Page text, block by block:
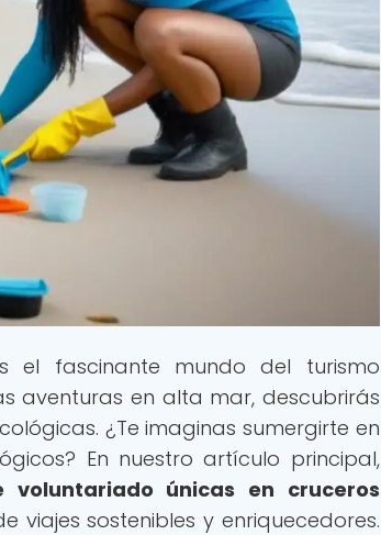
el fascinante mundo del turismo
aventuras en alta mar, descubrirás
¿Te imaginas sumergirte en
En nuestro artículo principal,
únicas en cruceros
viajes sostenibles y enriquecedores.